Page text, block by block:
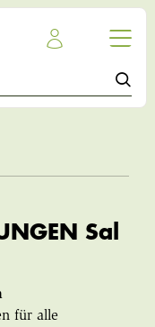
Sal
für alle